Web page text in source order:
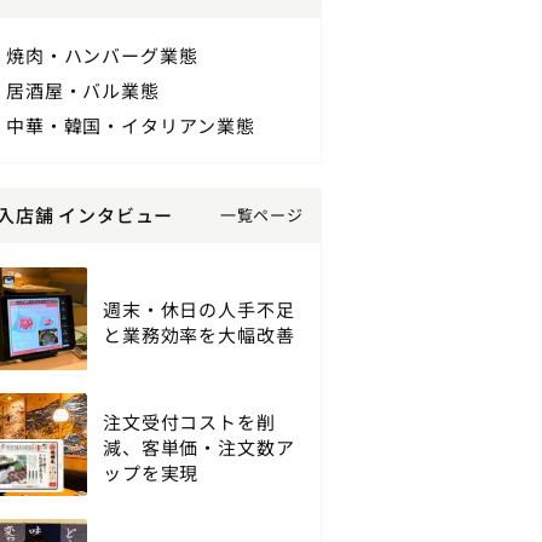
焼肉・ハンバーグ業態
居酒屋・バル業態
中華・韓国・イタリアン業態
店舗 インタビュー 一覧ページ
週末・休日の人手不足
と業務効率を大幅改善
注文受付コストを削
減、客単価・注文数ア
ップを実現